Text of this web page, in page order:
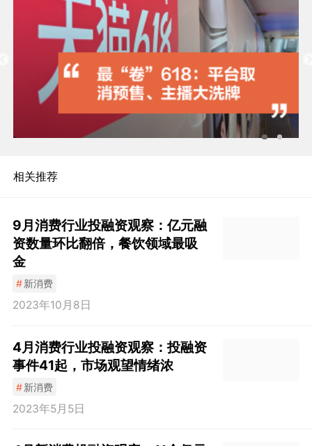
相关推荐
9月消费行业投融资观察：亿元融
资数量环比翻倍，餐饮领域最吸
金
#新消费
2023年10月8日
4月消费行业投融资观察：投融资
事件41起，市场观望情绪浓
#新消费
2023年5月5日